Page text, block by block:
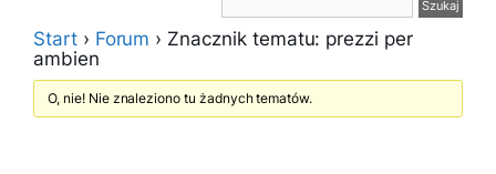
Start › Forum › Znacznik tematu: prezzi per
ambien
O, nie! Nie znaleziono tu żadnych tematów.